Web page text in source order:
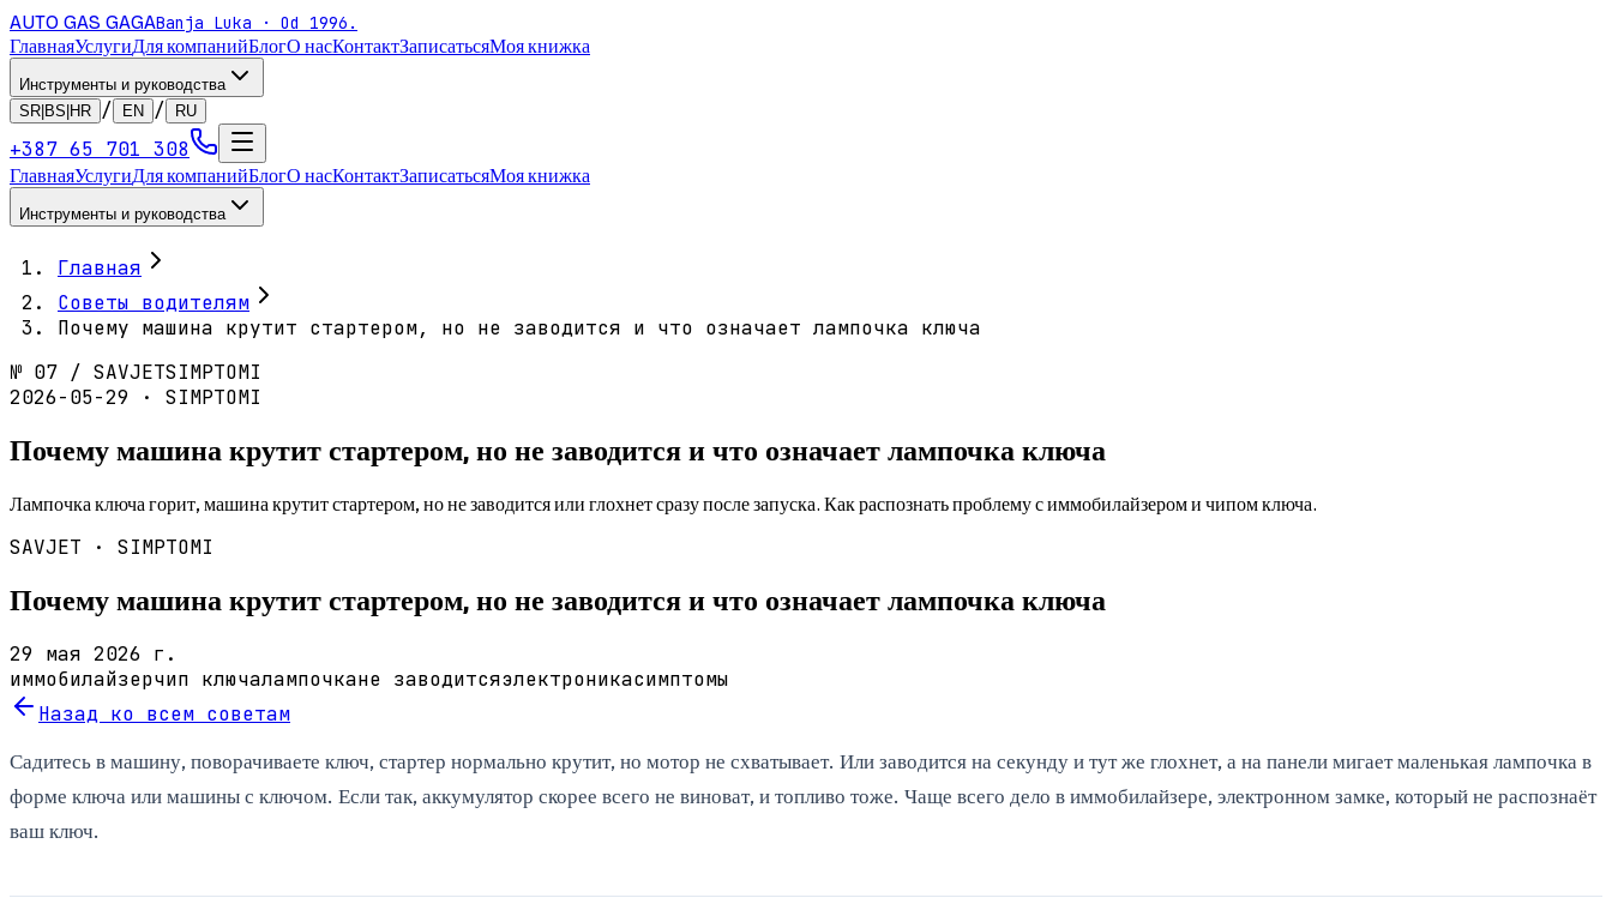
AUTO GAS GAGABanja Luka · Od 1996.
ГлавнаяУслугиДля компанийБлогО насКонтактЗаписатьсяМоя книжка
Инструменты и руководства
SR|BS|HR
/ EN / RU
+387 65 701 308
ГлавнаяУслугиДля компанийБлогО насКонтактЗаписатьсяМоя книжка
Инструменты и руководства
Главная
Советы водителям
Почему машина крутит стартером, но не заводится и что означает лампочка ключа
№ 07 / SAVJETSIMPTOMI
2026-05-29 · SIMPTOMI
Почему машина крутит стартером, но не заводится и что означает лампочка ключа
Лампочка ключа горит, машина крутит стартером, но не заводится или глохнет сразу после запуска. Как распознать проблему с иммобилайзером и чипом ключа.
SAVJET · SIMPTOMI
Почему машина крутит стартером, но не заводится и что означает лампочка ключа
29 мая 2026 г.
иммобилайзерчип ключалампочкане заводитсяэлектроникасимптомы
Назад ко всем советам
Садитесь в машину, поворачиваете ключ, стартер нормально крутит, но мотор не схватывает. Или заводится на секунду и тут же глохнет, а на панели мигает маленькая лампочка в
форме ключа или машины с ключом. Если так, аккумулятор скорее всего не виноват, и топливо тоже. Чаще всего дело в иммобилайзере, электронном замке, который не распознаёт
ваш ключ.